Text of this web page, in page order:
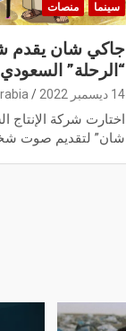
سينما منصات
جاكي شان يقدم
“الرحلة” السعودي
14 ديسمبر 2022
اختارت شركة الإنتاج
شان” لتقديم صوت